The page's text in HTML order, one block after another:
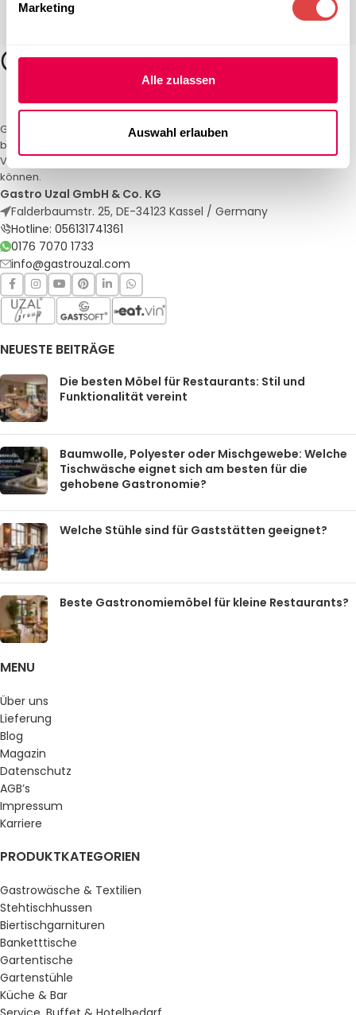
Marketing
Alle zulassen
Auswahl erlauben
Gastro Uzal – Ihr Spezialist für Gastronomiemöbel und -textilien. Wir
bieten maßgeschneiderte Lösungen für Restaurants, Hotels und
Veranstaltungen. Qualität und Service, auf die Sie sich verlassen
können.
Gastro Uzal GmbH & Co. KG
Falderbaumstr. 25, DE-34123 Kassel / Germany
Hotline: 056131741361
0176 7070 1733
info@gastrouzal.com
NEUESTE BEITRÄGE
Die besten Möbel für Restaurants: Stil und
Funktionalität vereint
Baumwolle, Polyester oder Mischgewebe: Welche
Tischwäsche eignet sich am besten für die
gehobene Gastronomie?
Welche Stühle sind für Gaststätten geeignet?
Beste Gastronomiemöbel für kleine Restaurants?
MENU
Über uns
Lieferung
Blog
Magazin
Datenschutz
AGB’s
Impressum
Karriere
PRODUKTKATEGORIEN
Gastrowäsche & Textilien
Stehtischhussen
Biertischgarnituren
Banketttische
Gartentische
Gartenstühle
Küche & Bar